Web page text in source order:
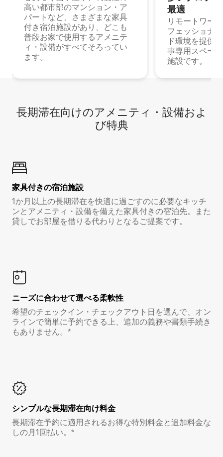
高い都市部のマンション・ア
パートなど、さまざまな家具
付き宿泊施設があり、どこも
普段お家で使用するアメニテ
ィ・設備がすべてそろってい
ます。
最⁠適
リモートワー
フェッショナ
ド環境を提供
事専用スペー
施設です。
長期滞在向け⁠のア⁠メ⁠ニ⁠テ⁠ィ⁠・設⁠備⁠およ
び特⁠典
家具付き⁠の宿⁠泊⁠施⁠設
1か月以上の長期滞在を快適に過ごすのに必要なキッチ
ンとアメニティ・設備を備えた家具付きの宿泊先。また
貸しでお部屋を借りる代わりとなるご提案です。
ニーズに合わせて選べる柔軟性
希望のチェックイン・チェックアウト日を選んで、オン
ラインで簡単に予約できる上、追加の義務や書類手続き
もありません。*
シンプルな長期滞在向け料金
長期滞在予約に適用されるお得な特別料金と追加料金な
しの月1回払い。*